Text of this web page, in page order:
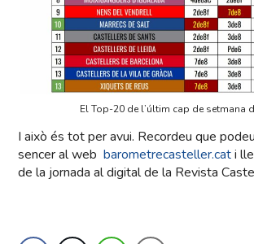
El Top-20 de l’últim cap de setmana
I això és tot per avui. Recordeu que
sencer al webbarometrecasteller.cati
de la jornada al digital de la Revista